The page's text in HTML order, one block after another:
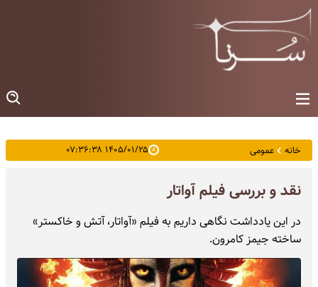
خانه عمومی ۱۴۰۵/۰۱/۲۵ ۰۷:۳۶:۳۸
نقد و بررسی فیلم آواتار
در این یادداشت نگاهی داریم به فیلم «آواتار، آتش و خاکستر»
ساخته جیمز کامرون.